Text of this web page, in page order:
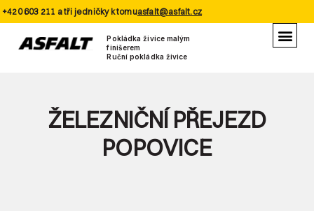
Pokládka živice malým
finišerem
Ruční pokládka živice
+420 603 211 a tři jedničky k tomuasfalt@asfalt.cz
ŽELEZNIČNÍ PŘEJEZD
POPOVICE